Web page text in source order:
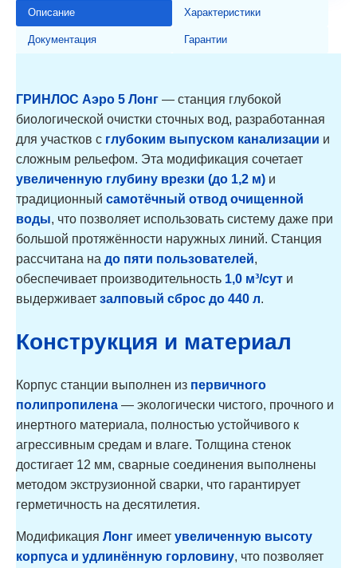
Описание Характеристики
Документация Гарантии
ГРИНЛОС Аэро 5 Лонг — станция глубокой
биологической очистки сточных вод, разработанная
для участков с глубоким выпуском канализации и
сложным рельефом. Эта модификация сочетает
увеличенную глубину врезки (до 1,2 м) и
традиционный самотёчный отвод очищенной
воды, что позволяет использовать систему даже при
большой протяжённости наружных линий. Станция
рассчитана на до пяти пользователей,
обеспечивает производительность 1,0 м³/сут и
выдерживает залповый сброс до 440 л.
Конструкция и материал
Корпус станции выполнен из первичного
полипропилена — экологически чистого, прочного и
инертного материала, полностью устойчивого к
агрессивным средам и влаге. Толщина стенок
достигает 12 мм, сварные соединения выполнены
методом экструзионной сварки, что гарантирует
герметичность на десятилетия.
Модификация Лонг имеет увеличенную высоту
корпуса и удлинённую горловину, что позволяет